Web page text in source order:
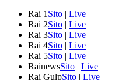
Rai 1 Sito | Live
Rai 2Sito | Live
Rai 3Sito | Live
Rai 4Sito | Live
Rai 5Sito | Live
RainewsSito | Live
Rai GulpSito | Live